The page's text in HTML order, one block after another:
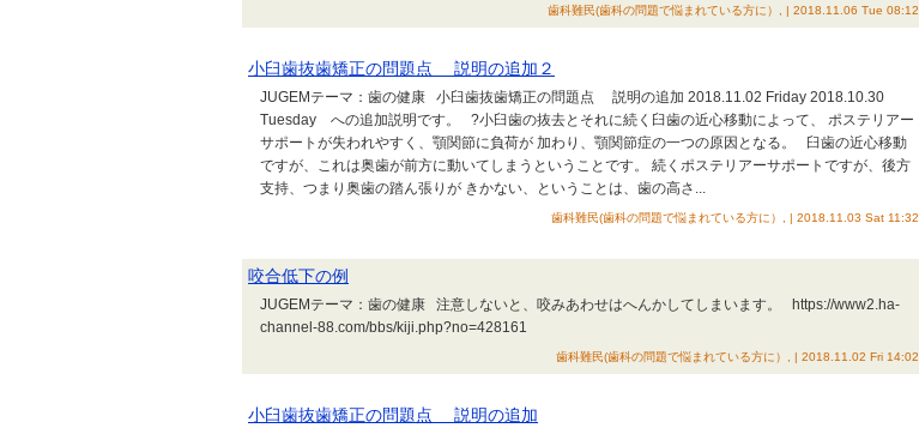
歯科難民(歯科の問題で悩まれている方に）, | 2018.11.06 Tue 08:12
小臼歯抜歯矯正の問題点 説明の追加２
JUGEMテーマ：歯の健康 小臼歯抜歯矯正の問題点 説明の追加 2018.11.02 Friday 2018.10.30
Tuesday への追加説明です。 ?小臼歯の抜去とそれに続く臼歯の近心移動によって、 ポステリアー
サポートが失われやすく、顎関節に負荷が 加わり、顎関節症の一つの原因となる。 臼歯の近心移動
ですが、これは奥歯が前方に動いてしまうということです。 続くポステリアーサポートですが、後方
支持、つまり奥歯の踏ん張りが きかない、ということは、歯の高さ...
歯科難民(歯科の問題で悩まれている方に）, | 2018.11.03 Sat 11:32
咬合低下の例
JUGEMテーマ：歯の健康 注意しないと、咬みあわせはへんかしてしまいます。 https://www2.ha-
channel-88.com/bbs/kiji.php?no=428161
歯科難民(歯科の問題で悩まれている方に）, | 2018.11.02 Fri 14:02
小臼歯抜歯矯正の問題点 説明の追加